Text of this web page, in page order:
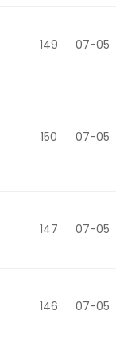
149 07-05
150 07-05
147 07-05
146 07-05